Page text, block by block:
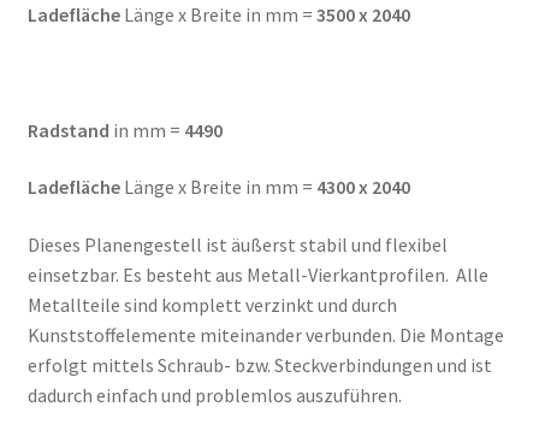
LadeflächeLänge x Breite in mm = 3500 x 2040
Radstand in mm = 4490
LadeflächeLänge x Breite in mm = 4300 x 2040
Dieses Planengestell ist äußerst stabil und flexibel
einsetzbar. Es besteht aus Metall-Vierkantprofilen. Alle
Metallteile sind komplett verzinkt und durch
Kunststoffelemente miteinander verbunden. Die Montage
erfolgt mittels Schraub- bzw. Steckverbindungen und ist
dadurch einfach und problemlos auszuführen.